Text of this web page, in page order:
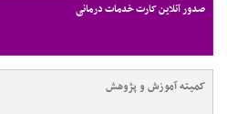
صدور آنلاین کارت خدمات درمانی
کمیته آموزش و پژوهش